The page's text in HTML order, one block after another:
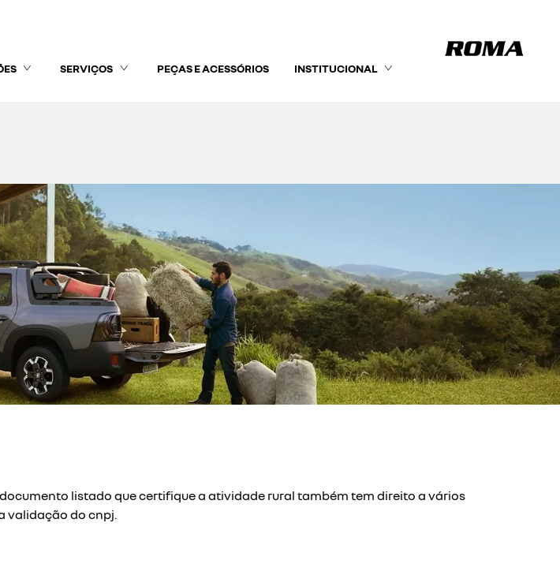
SERVIÇOS PEÇAS E ACESSÓRIOS INSTITUCIONAL
listado que certifique a atividade rural também tem direito a vários
validação do cnpj.